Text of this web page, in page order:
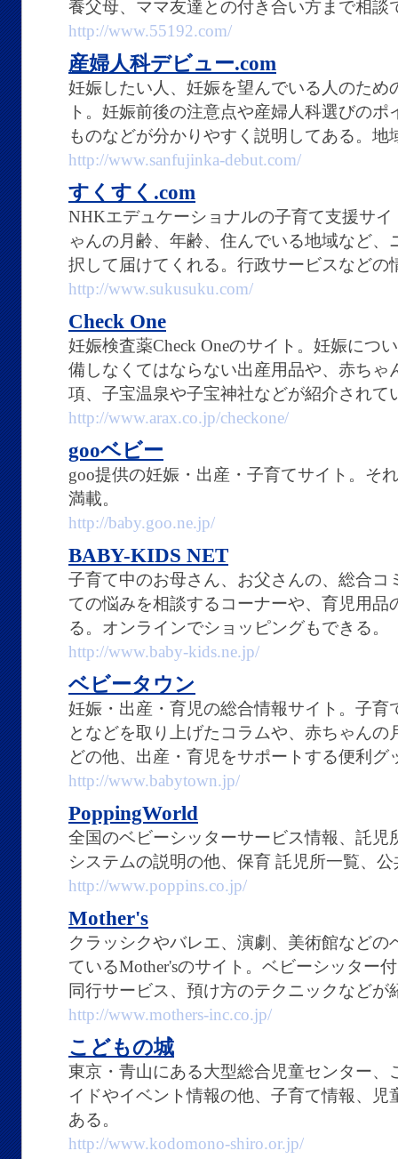
養父母、ママ友達との付き合い方まで相談
http://www.55192.com/
産婦人科デビュー.com
妊娠したい人、妊娠を望んでいる人のため
ト。妊娠前後の注意点や産婦人科選びの
ものなどが分かりやすく説明してある。
http://www.sanfujinka-debut.com/
すくすく.com
NHKエデュケーショナルの子育て支援サ
ゃんの月齢、年齢、住んでいる地域など
択して届けてくれる。行政サービスなどの
http://www.sukusuku.com/
Check One
妊娠検査薬Check Oneのサイト。妊娠につ
備しなくてはならない出産用品や、赤ちゃ
項、子宝温泉や子宝神社などが紹介されて
http://www.arax.co.jp/checkone/
gooベビー
goo提供の妊娠・出産・子育てサイト。そ
満載。
http://baby.goo.ne.jp/
BABY-KIDS NET
子育て中のお母さん、お父さんの、総合コ
ての悩みを相談するコーナーや、育児用
る。オンラインでショッピングもできる。
http://www.baby-kids.ne.jp/
ベビータウン
妊娠・出産・育児の総合情報サイト。子育
となどを取り上げたコラムや、赤ちゃん
どの他、出産・育児をサポートする便利グ
http://www.babytown.jp/
PoppingWorld
全国のベビーシッターサービス情報、託児
システムの説明の他、保育 託児所一覧、
http://www.poppins.co.jp/
Mother's
クラッシクやバレエ、演劇、美術館など
ているMother'sのサイト。ベビーシッター
同行サービス、預け方のテクニックなどが
http://www.mothers-inc.co.jp/
こどもの城
東京・青山にある大型総合児童センター、
イドやイベント情報の他、子育て情報、
ある。
http://www.kodomono-shiro.or.jp/